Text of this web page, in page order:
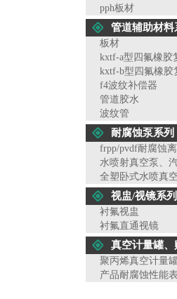
pph板材
管道辅助材料
板材
kxtf-a型四氟橡胶
kxtf-b型四氟橡胶
f4波纹补偿器
管道胶水
波纹管
耐腐蚀泵系列
frpp/pvdf耐腐蚀
水喷射真空泵、
全塑卧式水喷真
视盅/视镜系列
衬氟视盅
衬氟直通视镜
真空计量罐、
聚丙烯真空计量
产品耐腐蚀性能表